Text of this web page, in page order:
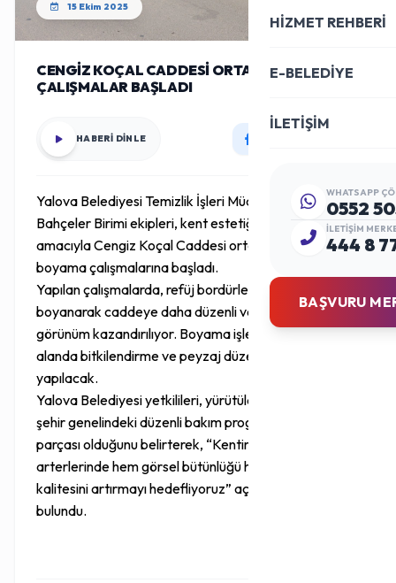
HİZMET REHBERİ
E-BELEDİYE
İLETİŞİM
WHATSAPP
0552
İLETIŞIM
444 8
BAŞVURU
15 Ekim 2025
CENGİZ KOÇAL CADDESİ ORTA REFÜJÜNDE
ÇALIŞMALAR BAŞLADI
HABERİ DİNLE
Yalova Belediyesi Temizlik İşleri Müdürlüğü Park ve
Bahçeler Birimi ekipleri, kent estetiğini güçlendirmek
amacıyla Cengiz Koçal Caddesi orta refüjünde
boyama çalışmalarına başladı.
Yapılan çalışmalarda, refüj bordürleri özenle
boyanarak caddeye daha düzenli ve estetik bir
görünüm kazandırılıyor. Boyama işlemlerinin ardından
alanda bitkilendirme ve peyzaj düzenlemesi
yapılacak.
Yalova Belediyesi yetkilileri, yürütülen çalışmaların
şehir genelindeki düzenli bakım programının bir
parçası olduğunu belirterek, “Kentimizin ana
arterlerinde hem görsel bütünlüğü hem de yeşil alan
kalitesini artırmayı hedefliyoruz” açıklamasında
bulundu.